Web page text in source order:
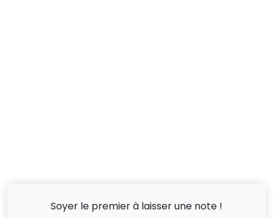
Soyer le premier à laisser une note !